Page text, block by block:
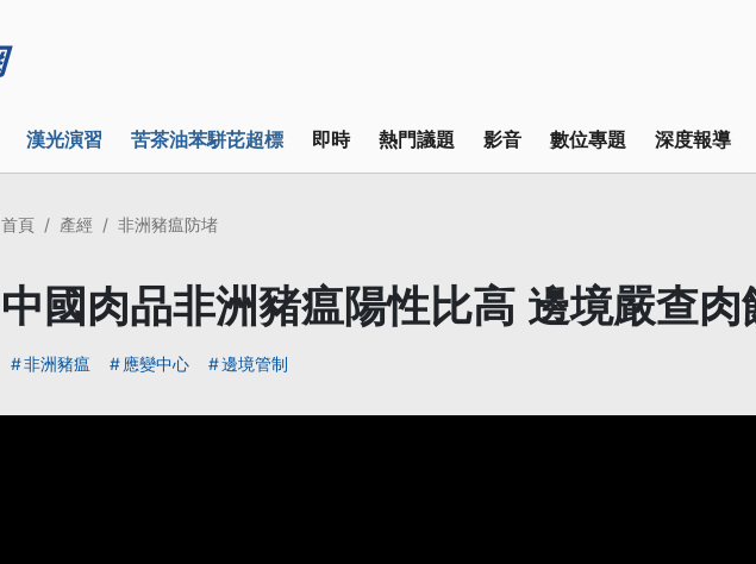
漢光演習 苦茶油苯駢芘超標 即時 熱門議題 影音 數位專題 深度報導
首頁 產經 非洲豬瘟防堵
中國肉品非洲豬瘟陽性比高 邊境嚴查肉
非洲豬瘟 應變中心 邊境管制